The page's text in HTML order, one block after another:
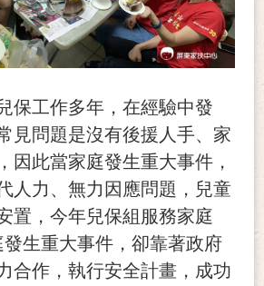
保工作多年，在經驗中發
見問題是沒有後援人手、家
因此當家庭發生重大事件，
人力、無力因應問題，兒童
置，今年兒保組服務家庭
生重大事件，卻靠著政府
合作，執行安全計畫，成功